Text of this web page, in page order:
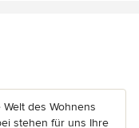
Sternen
des Wohnens
stehen für uns Ihre